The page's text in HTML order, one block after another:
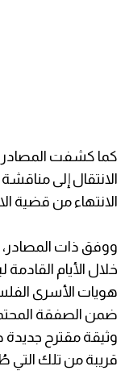
كما كشفت المصادر
الانتقال إلى
الانتهاء من قضية
ووفق ذات
خلال الأيام
هويات الأسرى
ضمن الصفقة
وثيقة مقترح جديدة
قريبة من تلك التي